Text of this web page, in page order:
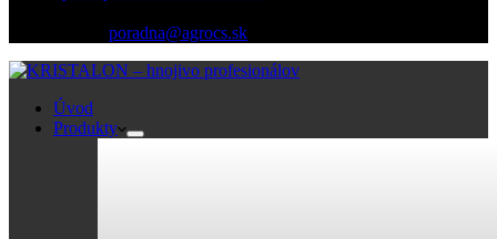
poradna@agrocs.sk
Úvod
Produkty